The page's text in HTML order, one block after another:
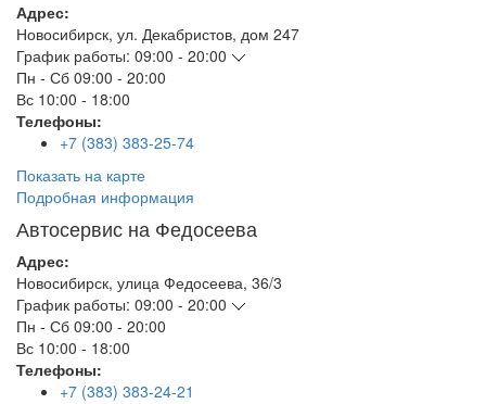
Адрес:
Новосибирск, ул. Декабристов, дом 247
График работы: 09:00 - 20:00
Пн - Сб 09:00 - 20:00
Вс 10:00 - 18:00
Телефоны:
+7 (383) 383-25-74
Показать на карте
Подробная информация
Автосервис на Федосеева
Адрес:
Новосибирск, улица Федосеева, 36/3
График работы: 09:00 - 20:00
Пн - Сб 09:00 - 20:00
Вс 10:00 - 18:00
Телефоны:
+7 (383) 383-24-21